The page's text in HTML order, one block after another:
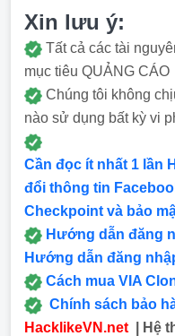
Xin lưu ý:
Tất cả các tài
mục tiêu QUẢNG CÁO
Chúng tôi không
nào sử dụng bất kỳ vi
Cần đọc ít nhất 1 lần
đổi thông tin
Checkpoint và bảo
Hướng dẫn đăng
Hướng dẫn đăng
Cách mua VIA
Chính sách bảo
HacklikeVN.net | Hệ